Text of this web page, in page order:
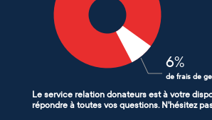
6%
de frais de
Le service relation donateurs est à votre
répondre à toutes vos questions. N'hésitez